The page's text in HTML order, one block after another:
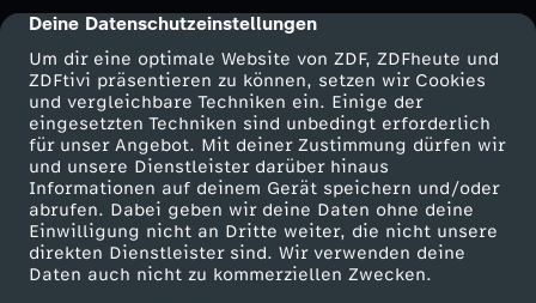
cmp-dialog-description
Deine Datenschutzeinstellungen
Um dir eine optimale Website von ZDF, ZDFheute und
ZDFtivi präsentieren zu können, setzen wir Cookies
und vergleichbare Techniken ein. Einige der
eingesetzten Techniken sind unbedingt erforderlich
für unser Angebot. Mit deiner Zustimmung dürfen wir
und unsere Dienstleister darüber hinaus
Informationen auf deinem Gerät speichern und/oder
abrufen. Dabei geben wir deine Daten ohne deine
Einwilligung nicht an Dritte weiter, die nicht unsere
direkten Dienstleister sind. Wir verwenden deine
Daten auch nicht zu kommerziellen Zwecken.
e
i
c
h
s
Mehr ZDF
ZDF-Apps
Smart TV
ZDFtext
Service
ZDFmitreden
Kontakt zum ZDF
Tickets